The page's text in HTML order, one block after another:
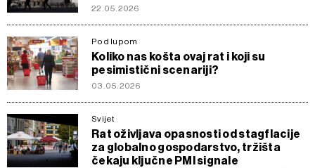
22.05.2026
Pod lupom
Koliko nas košta ovaj rat i koji su
pesimistični scenariji?
03.05.2026
Svijet
Rat oživljava opasnosti od stagflacije
za globalno gospodarstvo, tržišta
čekaju ključne PMI signale